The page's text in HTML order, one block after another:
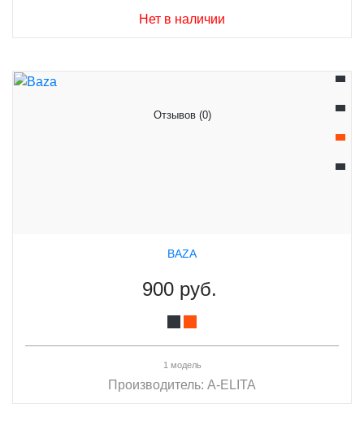
Нет в наличии
Отзывов (0)
BAZA
900 руб.
1 модель
Производитель: A-ELITA